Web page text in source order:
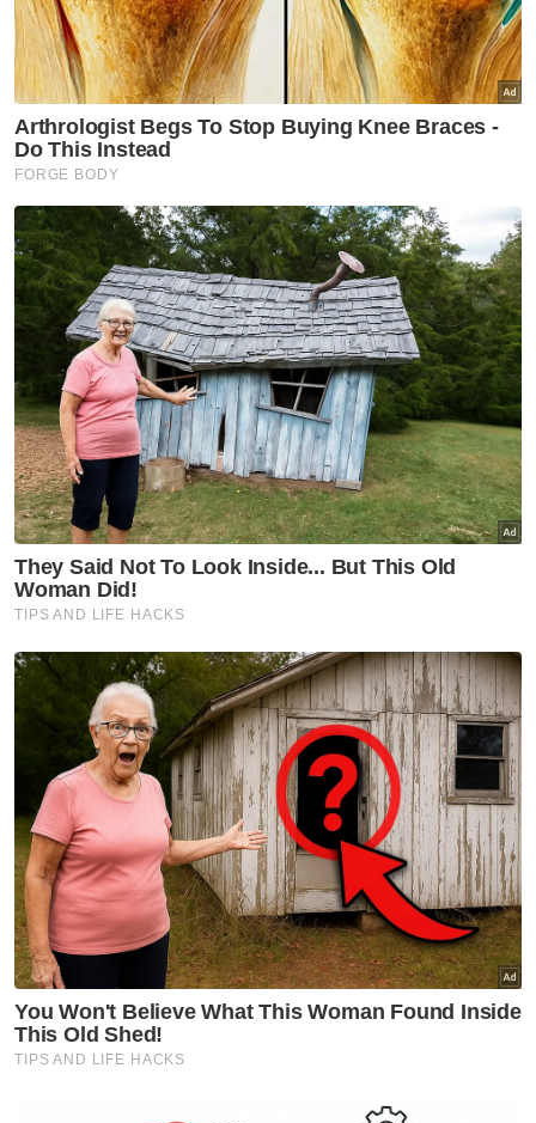
Semasa
Leong Kiew Hau hilang 9 hari,
kali terakhir dilihat di rumah
Lori terbabas: Operasi Shuttle
Selatan, ETS alami kelewatan
Semasa
PDRM perinci mekanisme
penugasan anggota dalam
AVSEC